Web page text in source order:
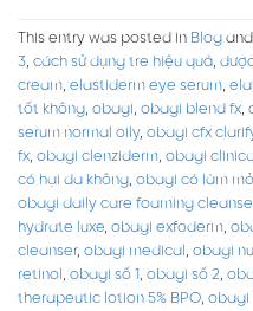
This entry was posted in Blog
3, cách sử dụng tre hiệu quả,
cream, elastiderm eye serum,
tốt không, obagi, obagi blend fx,
serum normal oily, obagi cfx
fx, obagi clenziderm, obagi
có hại da không, obagi có làm
obagi daily care foaming
hydrate luxe, obagi exfoderm,
cleanser, obagi medical , obagi
retinol , obagi số 1 , obagi số 2,
therapeutic lotion 5% BPO, obagi